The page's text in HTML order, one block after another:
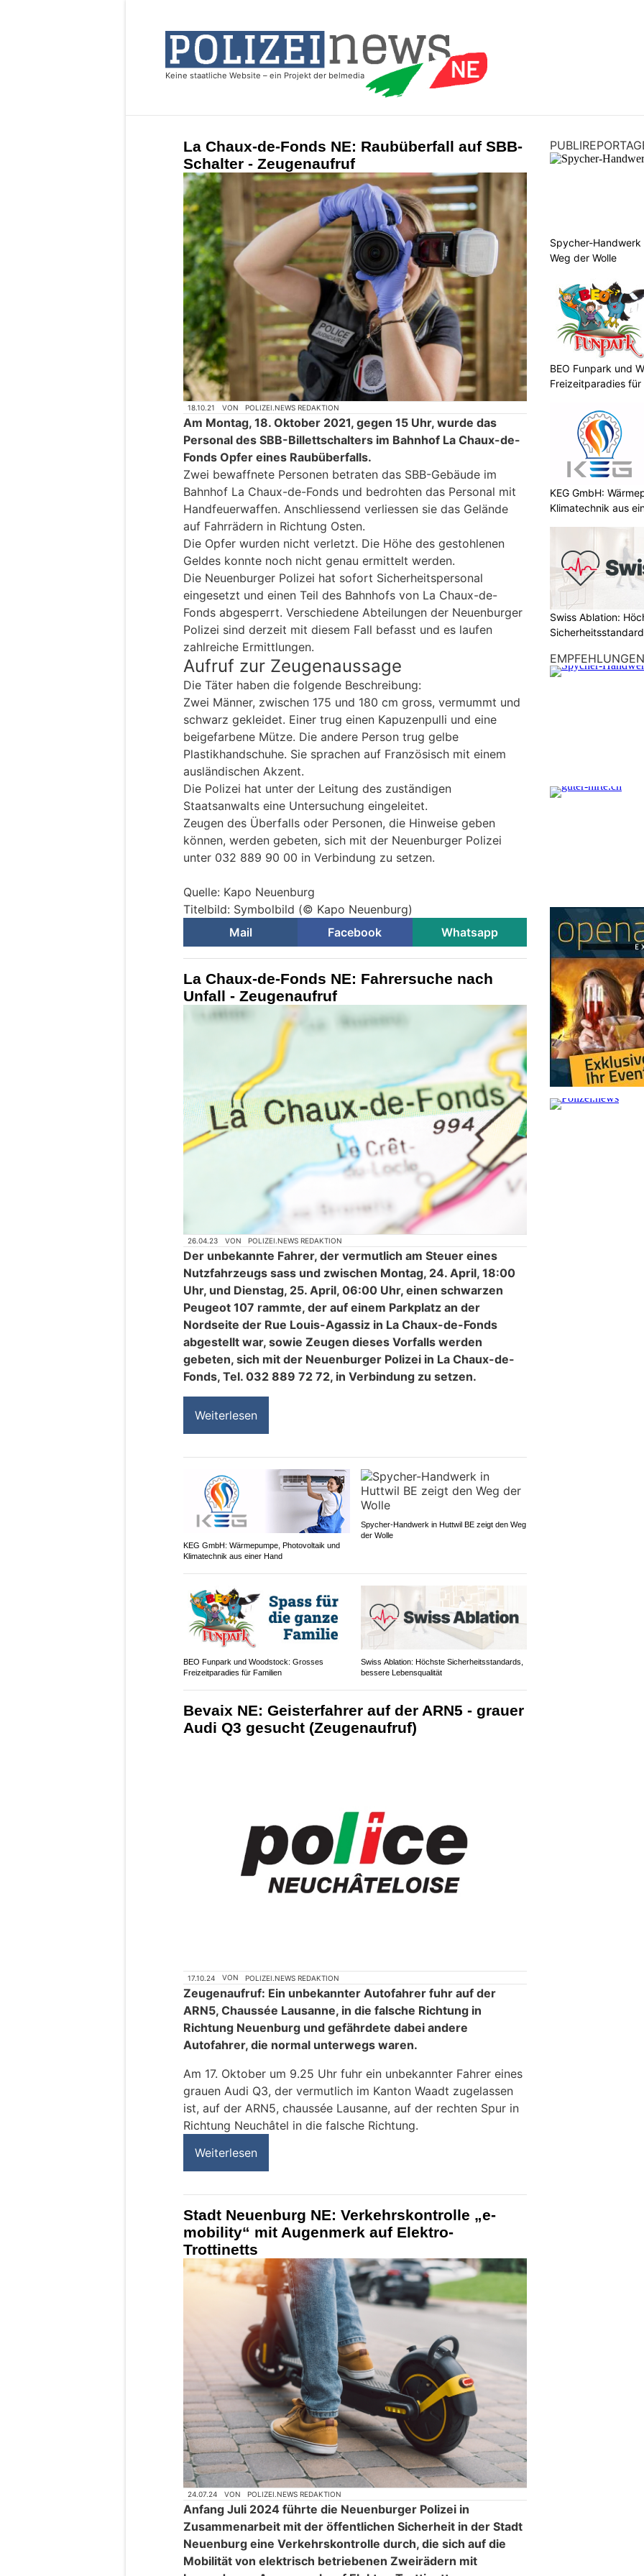
La Chaux-de-Fonds NE: Raubüberfall auf SBB-
Schalter - Zeugenaufruf
18.10.21 VON POLIZEI.NEWS REDAKTION
Am Montag, 18. Oktober 2021, gegen 15 Uhr, wurde das
Personal des SBB-Billettschalters im Bahnhof La Chaux-de-
Fonds Opfer eines Raubüberfalls.
Zwei bewaffnete Personen betraten das SBB-Gebäude im
Bahnhof La Chaux-de-Fonds und bedrohten das Personal mit
Handfeuerwaffen. Anschliessend verliessen sie das Gelände
auf Fahrrädern in Richtung Osten.
Die Opfer wurden nicht verletzt. Die Höhe des gestohlenen
Geldes konnte noch nicht genau ermittelt werden.
Die Neuenburger Polizei hat sofort Sicherheitspersonal
eingesetzt und einen Teil des Bahnhofs von La Chaux-de-
Fonds abgesperrt. Verschiedene Abteilungen der Neuenburger
Polizei sind derzeit mit diesem Fall befasst und es laufen
zahlreiche Ermittlungen.
Aufruf zur Zeugenaussage
Die Täter haben die folgende Beschreibung:
Zwei Männer, zwischen 175 und 180 cm gross, vermummt und
schwarz gekleidet. Einer trug einen Kapuzenpulli und eine
beigefarbene Mütze. Die andere Person trug gelbe
Plastikhandschuhe. Sie sprachen auf Französisch mit einem
ausländischen Akzent.
Die Polizei hat unter der Leitung des zuständigen
Staatsanwalts eine Untersuchung eingeleitet.
Zeugen des Überfalls oder Personen, die Hinweise geben
können, werden gebeten, sich mit der Neuenburger Polizei
unter 032 889 90 00 in Verbindung zu setzen.
Quelle: Kapo Neuenburg
Titelbild: Symbolbild (© Kapo Neuenburg)
Mail
Facebook Whatsapp
La Chaux-de-Fonds NE: Fahrersuche nach
Unfall - Zeugenaufruf
26.04.23 VON POLIZEI.NEWS REDAKTION
Der unbekannte Fahrer, der vermutlich am Steuer eines
Nutzfahrzeugs sass und zwischen Montag, 24. April, 18:00
Uhr, und Dienstag, 25. April, 06:00 Uhr, einen schwarzen
Peugeot 107 rammte, der auf einem Parkplatz an der
Nordseite der Rue Louis-Agassiz in La Chaux-de-Fonds
abgestellt war, sowie Zeugen dieses Vorfalls werden
gebeten, sich mit der Neuenburger Polizei in La Chaux-de-
Fonds, Tel. 032 889 72 72, in Verbindung zu setzen.
Weiterlesen
KEG GmbH: Wärmepumpe, Photovoltaik und
Klimatechnik aus einer Hand
Spycher-Handwerk in Huttwil BE zeigt den Weg
der Wolle
BEO Funpark und Woodstock: Grosses
Freizeitparadies für Familien
Swiss Ablation: Höchste Sicherheitsstandards,
bessere Lebensqualität
Bevaix NE: Geisterfahrer auf der ARN5 - grauer
Audi Q3 gesucht (Zeugenaufruf)
17.10.24 VON POLIZEI.NEWS REDAKTION
Zeugenaufruf: Ein unbekannter Autofahrer fuhr auf der
ARN5, Chaussée Lausanne, in die falsche Richtung in
Richtung Neuenburg und gefährdete dabei andere
Autofahrer, die normal unterwegs waren.
Am 17. Oktober um 9.25 Uhr fuhr ein unbekannter Fahrer eines
grauen Audi Q3, der vermutlich im Kanton Waadt zugelassen
ist, auf der ARN5, chaussée Lausanne, auf der rechten Spur in
Richtung Neuchâtel in die falsche Richtung.
Weiterlesen
Stadt Neuenburg NE: Verkehrskontrolle „e-
mobility“ mit Augenmerk auf Elektro-
Trottinetts
24.07.24 VON POLIZEI.NEWS REDAKTION
Anfang Juli 2024 führte die Neuenburger Polizei in
Zusammenarbeit mit der öffentlichen Sicherheit in der Stadt
Neuenburg eine Verkehrskontrolle durch, die sich auf die
Mobilität von elektrisch betriebenen Zweirädern mit
Spycher-
Weg der Wolle
BEO Funpark und
Freizeitparadies für
KEG GmbH:
Klimatechnik aus
Swiss Ablation:
EMPFEHLUNGEN